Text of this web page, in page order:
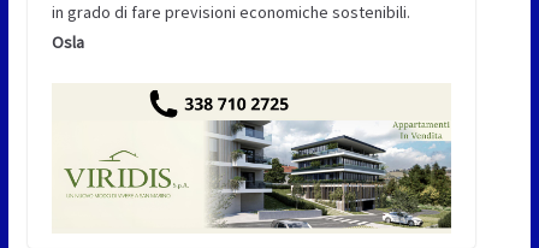
in grado di fare previsioni economiche sostenibili.
Osla